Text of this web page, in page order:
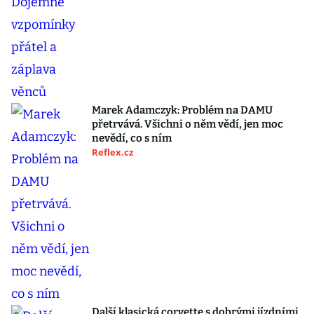
Marek Adamczyk: Problém na DAMU
přetrvává. Všichni o něm vědí, jen moc
nevědí, co s ním
Reflex.cz